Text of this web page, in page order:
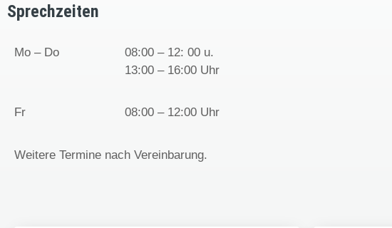
Sprechzeiten
Mo – Do
08:00 – 12: 00 u.
13:00 – 16:00 Uhr
Fr 08:00 – 12:00 Uhr
Weitere Termine nach Vereinbarung.